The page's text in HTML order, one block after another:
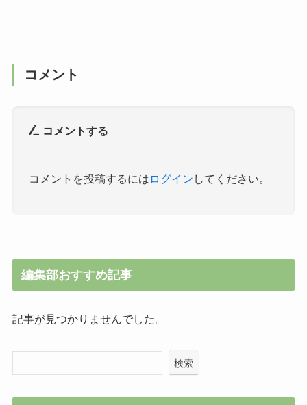
コメント
コメントする
コメントを投稿するには ログイン してください。
編集部おすすめ記事
記事が見つかりませんでした。
検索